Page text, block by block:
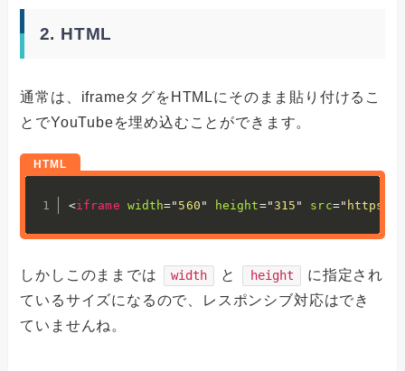
2. HTML
通常は、iframeタグをHTMLにそのまま貼り付けるこ
とでYouTubeを埋め込むことができます。
<iframe width=" 560 " height=" 315 " src=" https://
しかしこのままでは width と height
に指定され
ているサイズになるので、レスポンシブ対応はでき
ていませんね。